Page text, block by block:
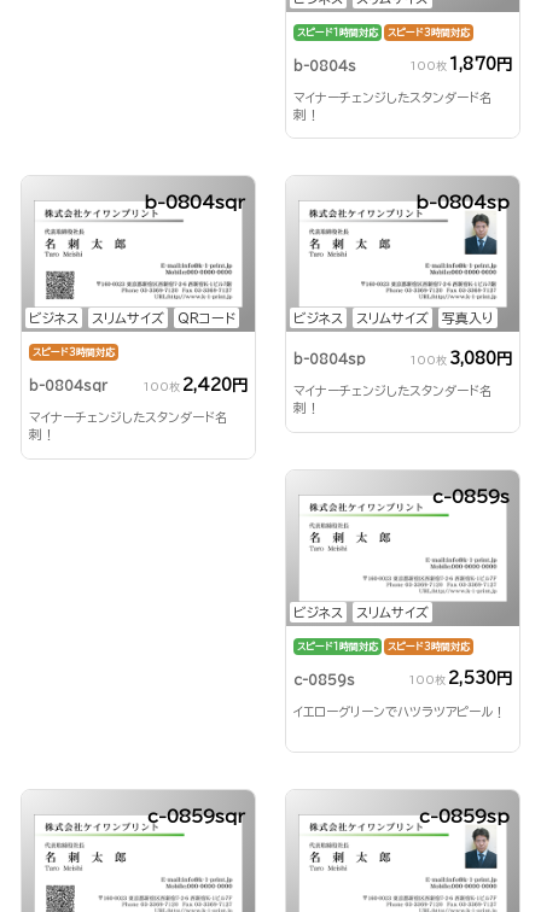
スピード1時間対応 スピード3時間対応
b-0804s 100枚 1,870円
マイナーチェンジしたスタンダード名
刺！
ビジネス スリムサイズ QRコード
b-0804sqr
スピード3時間対応
b-0804sqr 100枚 2,420円
マイナーチェンジしたスタンダード名
刺！
ビジネス スリムサイズ 写真入り
b-0804sp
b-0804sp 100枚 3,080円
マイナーチェンジしたスタンダード名
刺！
ビジネス スリムサイズ
c-0859s
スピード1時間対応 スピード3時間対応
c-0859s 100枚 2,530円
イエローグリーンでハツラツアピール！
c-0859sqr c-0859sp